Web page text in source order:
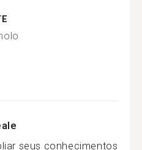
seus conhecimentos